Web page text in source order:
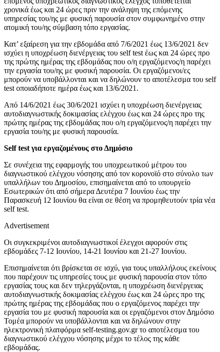
χρονικά έως και 24 ώρες πριν την ανάληψη της επόμενης
υπηρεσίας του/ης με φυσική παρουσία στον συμφωνημένο στην
ατομική του/ης σύμβαση τόπο εργασίας.
Κατ’ εξαίρεση για την εβδομάδα από 7/6/2021 έως 13/6/2021 δεν
ισχύει η υποχρέωση διενέργειας του self test έως και 24 ώρες προ
της πρώτης ημέρας της εβδομάδας που ο/η εργαζόμενος/η παρέχει
την εργασία του/ης με φυσική παρουσία. Οι εργαζόμενοι/ες
μπορούν να υποβάλλονται και να δηλώνουν το αποτέλεσμα του self
test οποιαδήποτε ημέρα έως και 13/6/2021.
Από 14/6/2021 έως 30/6/2021 ισχύει η υποχρέωση διενέργειας
αυτοδιαγνωστικής δοκιμασίας ελέγχου έως και 24 ώρες προ της
πρώτης ημέρας της εβδομάδας που ο/η εργαζόμενος/η παρέχει την
εργασία του/ης με φυσική παρουσία.
Self test για εργαζομένους στο Δημόσιο
Σε συνέχεια της εφαρμογής του υποχρεωτικού μέτρου του
διαγνωστικού ελέγχου νόσησης από τον κορονοϊό στο σύνολο των
υπαλλήλων του Δημοσίου, επισημαίνεται από το υπουργείο
Εσωτερικών ότι από σήμερα Δευτέρα 7 Ιουνίου έως την
Παρασκευή 12 Ιουνίου θα είναι σε θέση να προμηθευτούν τρία νέα
self test.
Advertisement
Οι συγκεκριμένοι αυτοδιαγνωστικοί έλεγχοι αφορούν στις
εβδομάδες 7-12 Ιουνίου, 14-21 Ιουνίου και 21-27 Ιουνίου.
Επισημαίνεται ότι βρίσκεται σε ισχύ, για τους υπαλλήλους εκείνους
που παρέχουν τις υπηρεσίες τους με φυσική παρουσία στον τόπο
εργασίας τους και δεν τηλεργάζονται, η υποχρέωση διενέργειας
αυτοδιαγνωστικής δοκιμασίας ελέγχου έως και 24 ώρες προ της
πρώτης ημέρας της εβδομάδας που ο εργαζόμενος παρέχει την
εργασία του με φυσική παρουσία και οι εργαζόμενοι στον Δημόσιο
Τομέα μπορούν να υποβάλλονται και να δηλώνουν στην
ηλεκτρονική πλατφόρμα self-testing.gov.gr το αποτέλεσμα του
διαγνωστικού ελέγχου νόσησης μέχρι το τέλος της κάθε
εβδομάδας.